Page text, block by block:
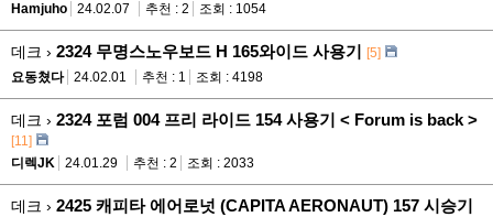
Hamjuho
24.02.07 추천 : 2 조회 : 1054
데크 › 2324 무명스노우보드 H 165와이드 사용기 [5]
요동쳤다
24.02.01 추천 : 1 조회 : 4198
데크 › 2324 포럼 004 프리 라이드 154 사용기 < Forum is back >
[11]
디렉JK
24.01.29 추천 : 2 조회 : 2033
데크 › 2425 캐피타 에어로넛 (CAPITA AERONAUT) 157 시승기